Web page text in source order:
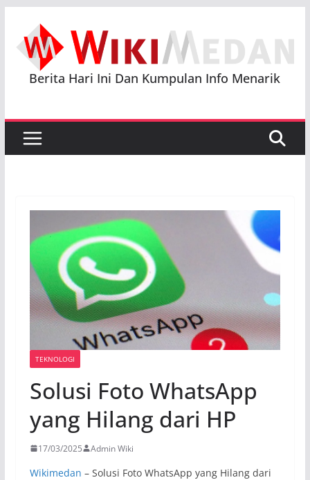
content
Berita Hari Ini Dan Kumpulan Info Menarik
TEKNOLOGI
Solusi Foto WhatsApp
yang Hilang dari HP
17/03/2025 Admin Wiki
Wikimedan – Solusi Foto WhatsApp yang Hilang dari